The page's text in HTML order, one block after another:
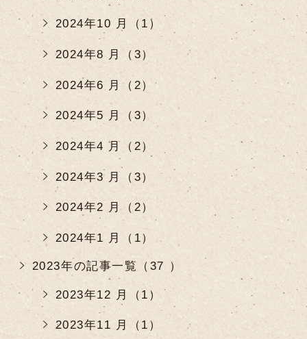
2024年10 月（1）
2024年8 月（3）
2024年6 月（2）
2024年5 月（3）
2024年4 月（2）
2024年3 月（3）
2024年2 月（2）
2024年1 月（1）
2023年の記事一覧（37 ）
2023年12 月（1）
2023年11 月（1）